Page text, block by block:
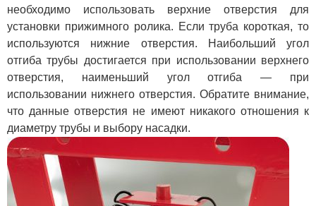
необходимо использовать верхние отверстия для
установки прижимного ролика. Если труба короткая, то
используются нижние отверстия. Наибольший угол
отгиба трубы достигается при использовании верхнего
отверстия, наименьший угол отгиба — при
использовании нижнего отверстия. Обратите внимание,
что данные отверстия не имеют никакого отношения к
диаметру трубы и выбору насадки.